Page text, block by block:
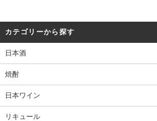
カテゴリーから探す
日本酒
焼酎
日本ワイン
リキュール